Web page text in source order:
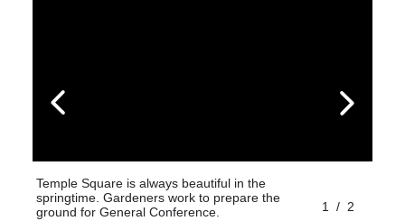
Temple Square is always beautiful in the
springtime. Gardeners work to prepare the
ground for General Conference.
1 / 2